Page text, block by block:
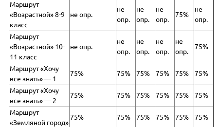
Маршрут
«Возрастной» 8-9
класс
не опр.
не
опр.
не
опр.
не
опр.
75%
не
опр.
Маршрут
«Возрастной» 10-
11 класс
не опр.
не
опр.
не
опр.
не
опр.
не
опр.
75%
Маршрут «Хочу
все знать» — 1
75% 75% 75% 75% 75% 75%
Маршрут «Хочу
все знать» — 2
75% 75% 75% 75% 75% 75%
Маршрут
«Земляной город»
75% 75% 75% 75% 75% 75%